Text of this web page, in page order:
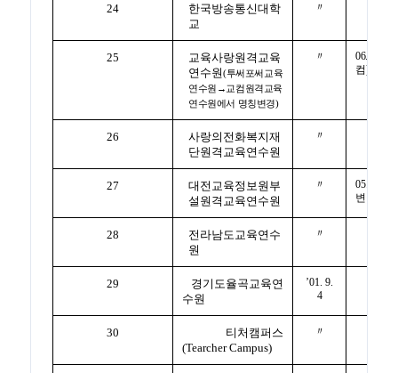
24
한국방송통신대학
교
〃
25
교육사랑원격교육
연수원(투써포써교육
연수원→교컴원격교육
연수원에서 명칭변경)
〃
06.05.01(
컴)
26
사랑의전화복지재
단원격교육연수원
〃
27
대전교육정보원부
설원격교육연수원
〃
05.5.7명
변경
28
전라남도교육연수
원
〃
29
경기도율곡교육연
수원
’01. 9.
4
30
티처캠퍼스
(Tearcher Campus)
〃